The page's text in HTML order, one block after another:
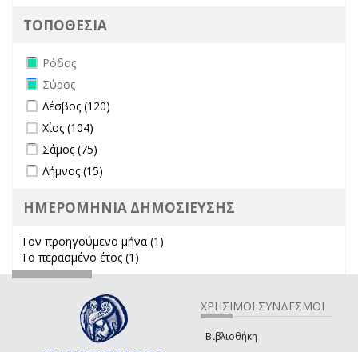
ΤΟΠΟΘΕΣΙΑ
Remove Ρόδος filter
Ρόδος
Remove Σύρος filter
Σύρος
Apply Λέσβος filter
Λέσβος (120)
Apply Χίος filter
Χίος (104)
Apply Σάμος filter
Σάμος (75)
Apply Λήμνος filter
Λήμνος (15)
ΗΜΕΡΟΜΗΝΙΑ ΔΗΜΟΣΙΕΥΣΗΣ
Τον προηγούμενο μήνα (1)
Το περασμένο έτος (1)
ΧΡΗΣΙΜΟΙ ΣΥΝΔΕΣΜΟΙ
Βιβλιοθήκη